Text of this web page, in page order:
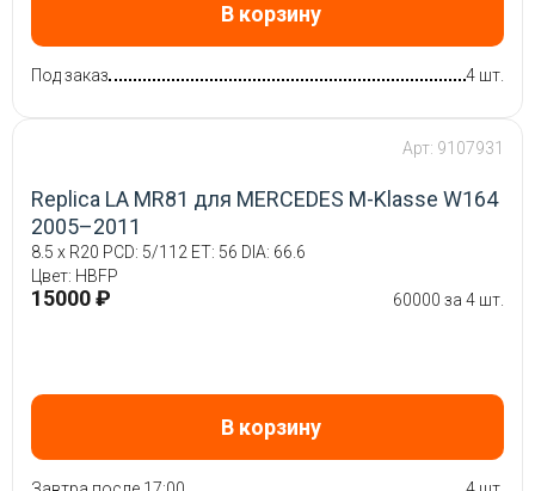
В корзину
Под заказ 4 шт.
Арт: 9107931
Replica LA MR81 для MERCEDES M-Klasse W164
2005–2011
8.5 x R20 PCD: 5/112 ET: 56 DIA: 66.6
Цвет: HBFP
15000 ₽ 60000 за 4 шт.
В корзину